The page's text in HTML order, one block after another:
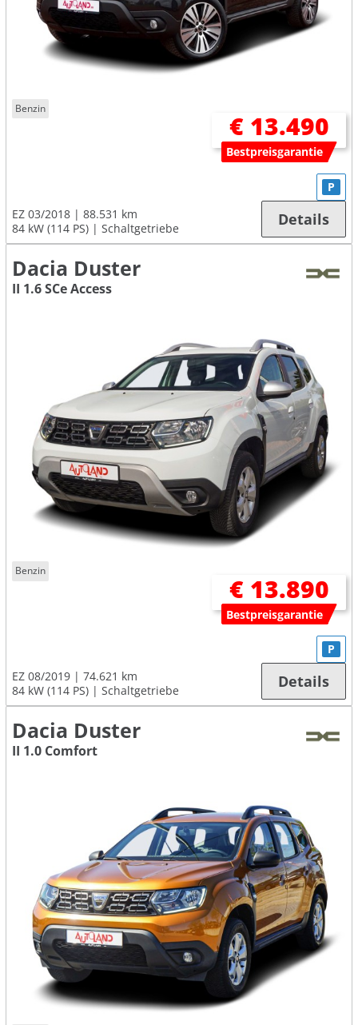
Benzin
€ 13.490
Bestpreisgarantie
EZ 03/2018
88.531 km
84 kW (114 PS)
Schaltgetriebe
P
Details
Dacia Duster
II 1.6 SCe Access
Benzin
€ 13.890
Bestpreisgarantie
EZ 08/2019
74.621 km
84 kW (114 PS)
Schaltgetriebe
P
Details
Dacia Duster
II 1.0 Comfort